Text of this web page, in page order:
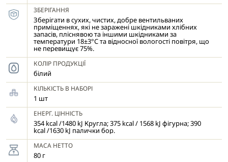
ЗБЕРІГАННЯ
Зберігати в сухих, чистих, добре вентильваних
приміщеннях, які не заражені шкідниками хлібних
запасів, пліснявою та іншими шкідниками за
температури 18±3°С та відносної вологості повітря, що
не перевищує 75%.
КОЛІР ПРОДУКЦІЇ
білий
КІЛЬКІСТЬ В НАБОРІ
1 шт
ЕНЕРГ. ЦІННІСТЬ
354 kcal /1480 kJ Кругла; 375 kcal / 1568 kJ фігурна; 390
kcal /1630 kJ палички бор.
МАСА НЕТТО
80 г